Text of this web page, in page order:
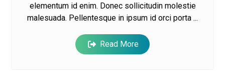
elementum id enim. Donec sollicitudin molestie
malesuada. Pellentesque in ipsum id orci porta ...
Read More